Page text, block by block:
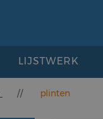
LIJSTWERK
// plinten